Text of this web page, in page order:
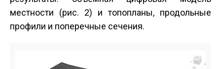
местности (рис. 2) и топопланы, продольные
профили и поперечные сечения.